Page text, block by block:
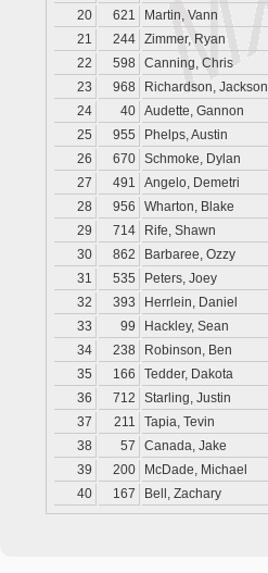
20
621 Martin, Vann
21
244 Zimmer, Ryan
22
598 Canning, Chris
23
968 Richardson, Jackson
24
40 Audette, Gannon
25
955 Phelps, Austin
26
670 Schmoke, Dylan
27
491 Angelo, Demetri
28
956 Wharton, Blake
29
714 Rife, Shawn
30
862 Barbaree, Ozzy
31
535 Peters, Joey
32
393 Herrlein, Daniel
33
99 Hackley, Sean
34
238 Robinson, Ben
35
166 Tedder, Dakota
36
712 Starling, Justin
37
211 Tapia, Tevin
38
57 Canada, Jake
39
200 McDade, Michael
40
167 Bell, Zachary